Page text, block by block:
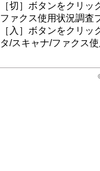
［切］ボタンをクリ
ファクス使用状況調査
［入］ボタンをクリ
タ/スキャナ/ファクス